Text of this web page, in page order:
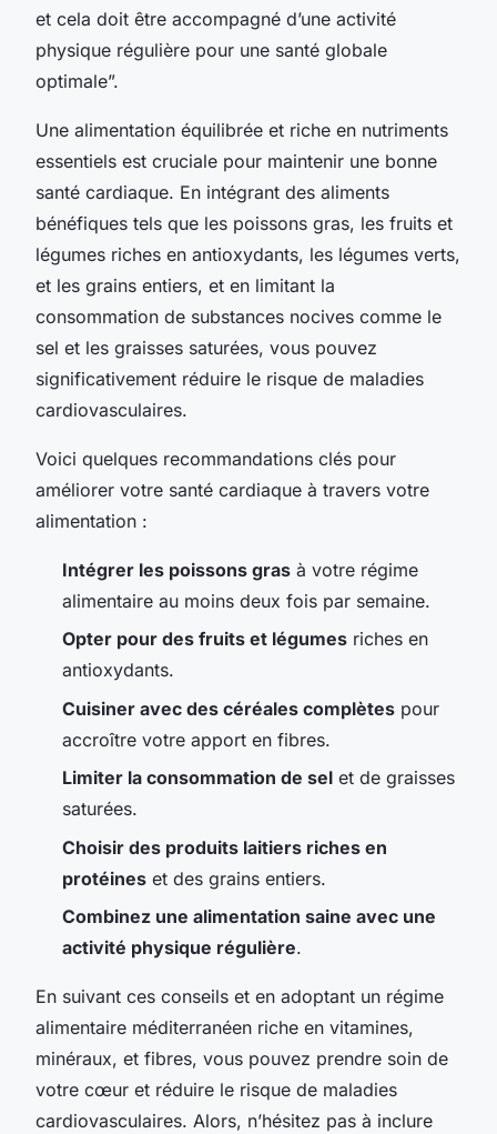
et cela doit être accompagné d’une activité
physique régulière pour une santé globale
optimale”.
Une alimentation équilibrée et riche en nutriments
essentiels est cruciale pour maintenir une bonne
santé cardiaque. En intégrant des aliments
bénéfiques tels que les poissons gras, les fruits et
légumes riches en antioxydants, les légumes verts,
et les grains entiers, et en limitant la
consommation de substances nocives comme le
sel et les graisses saturées, vous pouvez
significativement réduire le risque de maladies
cardiovasculaires.
Voici quelques recommandations clés pour
améliorer votre santé cardiaque à travers votre
alimentation :
Intégrer les poissons gras à votre régime
alimentaire au moins deux fois par semaine.
Opter pour des fruits et légumes riches en
antioxydants.
Cuisiner avec des céréales complètes pour
accroître votre apport en fibres.
Limiter la consommation de sel et de graisses
saturées.
Choisir des produits laitiers riches en
protéines et des grains entiers.
Combinez une alimentation saine avec une
activité physique régulière.
En suivant ces conseils et en adoptant un régime
alimentaire méditerranéen riche en vitamines,
minéraux, et fibres, vous pouvez prendre soin de
votre cœur et réduire le risque de maladies
cardiovasculaires. Alors, n’hésitez pas à inclure